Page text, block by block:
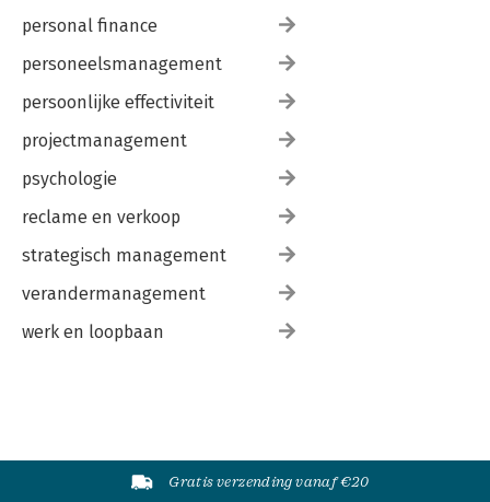
personal finance
personeelsmanagement
persoonlijke effectiviteit
projectmanagement
psychologie
reclame en verkoop
strategisch management
verandermanagement
werk en loopbaan
Gratis verzending vanaf €20